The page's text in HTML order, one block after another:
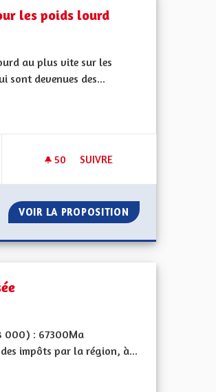
DES VILLAGES
DANGEUREUSES DES VILLAGES
les poids lourd
au plus vite sur les
sont devenues des...
: Autres
50 50 ABONNÉS
SUIVRE
VOIR LA PROPOSITION PÉAGE
000) : 67300Ma
impôts par la région, à...
: Autres